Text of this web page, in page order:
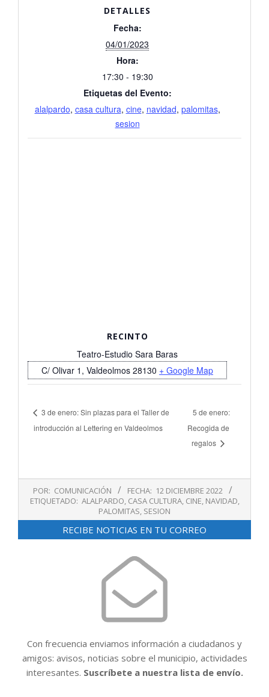
DETALLES
Fecha:
04/01/2023
Hora:
17:30 - 19:30
Etiquetas del Evento:
alalpardo, casa cultura, cine, navidad, palomitas,
sesion
RECINTO
Teatro-Estudio Sara Baras
C/ Olivar 1, Valdeolmos 28130 + Google Map
3 de enero: Sin plazas para el Taller de
introducción al Lettering en Valdeolmos
5 de enero:
Recogida de
regalos
12-
POR: COMUNICACIÓN FECHA: 12 DICIEMBRE 2022
ETIQUETADO: ALALPARDO, CASA CULTURA, CINE, NAVIDAD,
PALOMITAS, SESION
RECIBE NOTICIAS EN TU CORREO
Con frecuencia enviamos información a ciudadanos y
amigos: avisos, noticias sobre el municipio, actividades
interesantes. Suscríbete a nuestra lista de envío.